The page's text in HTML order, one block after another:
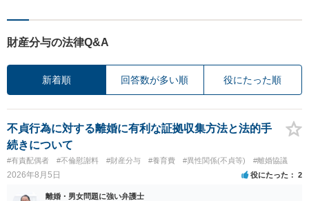
財産分与の法律Q&A
新着順 回答数が多い順 役にたった順
不貞行為に対する離婚に有利な証拠収集方法と法的手
続きについて
#有責配偶者 #不倫慰謝料 #財産分与 #養育費 #異性関係(不貞等) #離婚協議
2026年8月5日 役にたった 2
離婚・男女問題に強い弁護士